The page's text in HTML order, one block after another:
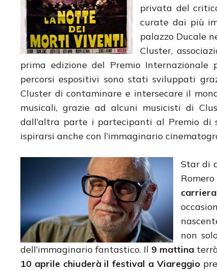
privata del
curate dai più
palazzo Ducale
Cluster,
prima edizione del Premio
percorsi espositivi sono stati sviluppati
Cluster di contaminare e intersecare il
musicali, grazie ad alcuni musicisti di
dall’altra parte i partecipanti al Premio
ispirarsi anche con l’immaginario
Star di
carriera
non
dell’immaginario fantastico. Il 9 mattina
10 aprile chiuderà il festival a Viareggio